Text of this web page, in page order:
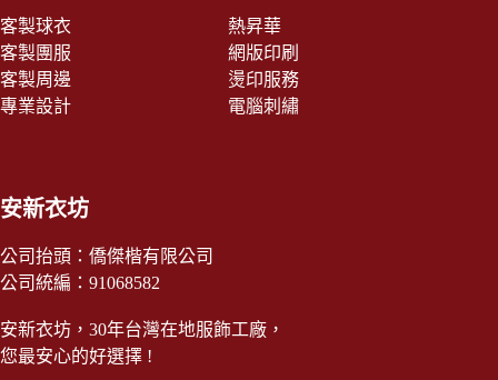
客製球衣
客製團服
客製周邊
專業設計
熱昇華
網版印刷
燙印服務
電腦刺繡
安新衣坊
公司抬頭：僑傑楷有限公司
公司統編：91068582
安新衣坊，30年台灣在地服飾工廠，
您最安心的好選擇 !